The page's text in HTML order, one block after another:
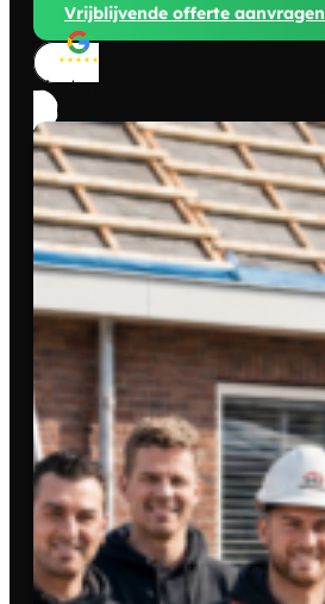
Vrijblijvende offerte aanvragen
Klanten beoordelen ons met